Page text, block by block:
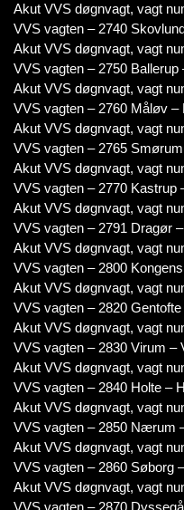
Akut VVS døgnvagt, vagt
VVS vagten – 2740
Akut VVS døgnvagt, vagt
VVS vagten – 2750
Akut VVS døgnvagt, vagt
VVS vagten – 2760 Måløv
Akut VVS døgnvagt, vagt
VVS vagten – 2765
Akut VVS døgnvagt, vagt
VVS vagten – 2770 Kastrup
Akut VVS døgnvagt, vagt
VVS vagten – 2791 Dragør
Akut VVS døgnvagt, vagt
VVS vagten – 2800
Akut VVS døgnvagt, vagt
VVS vagten – 2820
Akut VVS døgnvagt, vagt
VVS vagten – 2830 Virum –
Akut VVS døgnvagt, vagt
VVS vagten – 2840 Holte –
Akut VVS døgnvagt, vagt
VVS vagten – 2850 Nærum
Akut VVS døgnvagt, vagt
VVS vagten – 2860 Søborg
Akut VVS døgnvagt, vagt
VVS vagten – 2870